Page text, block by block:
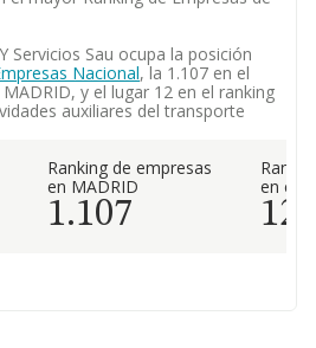
Servicios Sau ocupa la posición
Nacional, la 1.107 en el
y el lugar 12 en el ranking
auxiliares del transporte
Ranking de empresas
en MADRID
1.107
en el
12